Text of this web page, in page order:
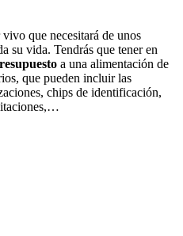
que necesitará de unos
su vida. Tendrás que tener en
a una alimentación de
que pueden incluir las
chips de identificación,